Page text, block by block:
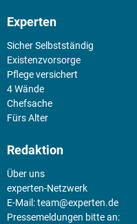
Experten
Sicher Selbstständig
Existenz­vorsorge
Pflege versichert
4 Wände
Chefsache
Fürs Alter
Redaktion
Über uns
experten-Netzwerk
E-Mail:team@experten.de
Pressemeldungen bitte an: